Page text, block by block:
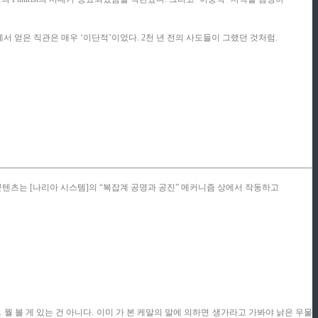
얻은 직관은 매우 ‘이단적’이었다. 2천 년 전의 사도들이 그랬던 것처럼.
츠는 [나리아 시스템]의 “복잡계 공명과 공진” 메커니즘 상에서 작동하고
볼 게 있는 건 아니다. 이미 가 본 케말의 말에 의하면 생가라고 가봐야 낡은 우물